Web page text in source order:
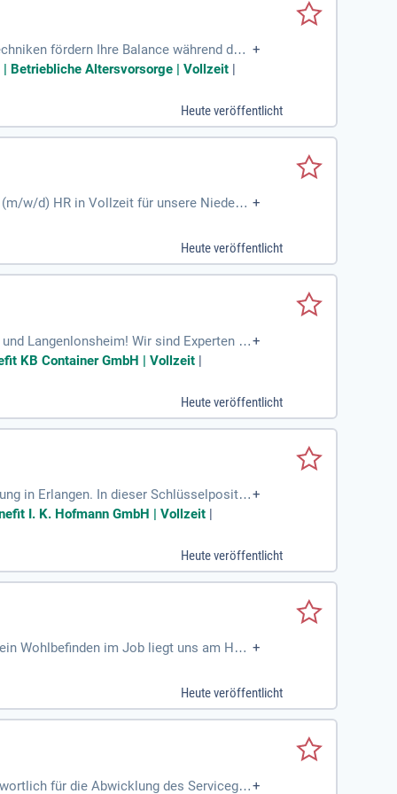
fördern Ihre Balance während der
Badminton-Matches. Sorgen Si
Benefits. Interessiert? Dann
Arbeitgeber in der Metropolregion Nürnb
+
Betriebliche Altersvorsorge | Vollzeit |
Heute veröffentlicht
w/d) HR in Vollzeit für unsere Niederla
für die Personalgewinnung
flexibel und teamorientiert sind und gut
+
Heute veröffentlicht
Langenlonsheim! Wir sind Experten fü
Als Disponent (m/w/d) spielst du eine
für reibungslose Abläufe und arbeitest
+
KB Container GmbH | Vollzeit |
Heute veröffentlicht
in Erlangen. In dieser Schlüsselpositio
akquirieren Sie neue Kunden und überz
beraten unsere Bestandskunden umfa
+
I. K. Hofmann GmbH | Vollzeit |
Heute veröffentlicht
Wohlbefinden im Job liegt uns am Herz
die wir bieten. Im Vertrieb begeist
Erfahrungen in der Personaldienstleistun
+
Heute veröffentlicht
für die Abwicklung des Servicege +